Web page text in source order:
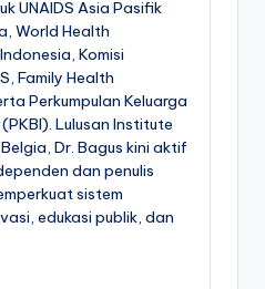
UNAIDS Asia Pasifik
World Health
Komisi
Family Health
Perkumpulan Keluarga
Lulusan Institute
Dr. Bagus kini aktif
dan penulis
sistem
edukasi publik, dan